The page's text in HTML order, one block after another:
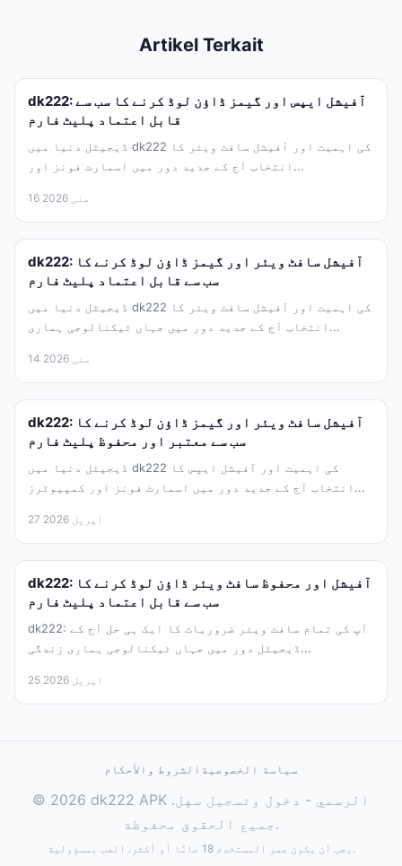
Artikel Terkait
dk222: آفیشل ایپس اور گیمز ڈاؤن لوڈ کرنے کا سب سے
قابل اعتماد پلیٹ فارم
ڈیجیٹل دنیا میں dk222 کی اہمیت اور آفیشل سافٹ ویئر کا
انتخاب آج کے جدید دور میں اسمارٹ فونز اور...
16 مئی 2026
dk222: آفیشل سافٹ ویئر اور گیمز ڈاؤن لوڈ کرنے کا
سب سے قابل اعتماد پلیٹ فارم
ڈیجیٹل دنیا میں dk222 کی اہمیت اور آفیشل سافٹ ویئر کا
انتخاب آج کے جدید دور میں جہاں ٹیکنالوجی ہماری...
14 مئی 2026
dk222: آفیشل سافٹ ویئر اور گیمز ڈاؤن لوڈ کرنے کا
سب سے معتبر اور محفوظ پلیٹ فارم
ڈیجیٹل دنیا میں dk222 کی اہمیت اور آفیشل ایپس کا
انتخاب آج کے جدید دور میں اسمارٹ فونز اور کمپیوٹرز...
27 اپریل 2026
dk222: آفیشل اور محفوظ سافٹ ویئر ڈاؤن لوڈ کرنے کا
سب سے قابل اعتماد پلیٹ فارم
dk222: آپ کی تمام سافٹ ویئر ضروریات کا ایک ہی حل آج کے
ڈیجیٹل دور میں جہاں ٹیکنالوجی ہماری زندگی...
25 اپریل 2026
الشروط والأحكام سياسة الخصوصية
© 2026 dk222 APK الرسمي - دخول وتسجيل سهل.
جميع الحقوق محفوظة.
يجب أن يكون عمر المستخدم 18 عامًا أو أكثر. العب بمسؤولية.